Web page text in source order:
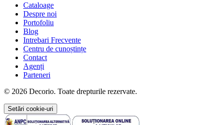
Cataloage
Despre noi
Portofoliu
Blog
Intrebari Frecvente
Centru de cunoștințe
Contact
Agenți
Parteneri
© 2026 Decorio. Toate drepturile rezervate.
Setări cookie-uri